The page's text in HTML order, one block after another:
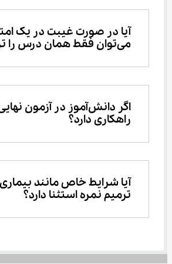
آیا در صورت غیبت در یک
می‌توان فقط همان درس را ترمیم کرد؟
اگر دانش‌آموز در آزمون
راهکاری دارد؟
آیا شرایط خاص مانند
ترمیم نمره استثنا دارد؟